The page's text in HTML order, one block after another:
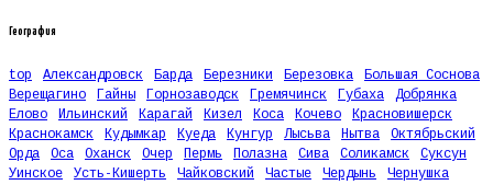
География
top Александровск Барда Березники Березовка
Большая Соснова
Верещагино
Гайны Горнозаводск Гремячинск Губаха
Добрянка
Елово
Ильинский Карагай Кизел Коса Кочево
Красновишерск
Краснокамск
Кудымкар Куеда Кунгур Лысьва Нытва
Октябрьский
Орда
Оса Оханск Очер Пермь Полазна Сива Соликамск
Суксун
Уинское
Усть-Кишерть Чайковский Частые Чердынь
Чернушка